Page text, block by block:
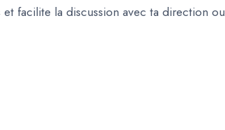
facilite la discussion avec ta direction ou